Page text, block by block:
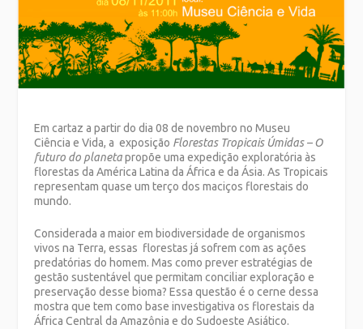
Em cartaz a partir do dia 08 de novembro no Museu
Ciência e Vida, a exposição Florestas Tropicais Úmidas – O
futuro do planetapropõe uma expedição exploratória às
florestas da América Latina da África e da Ásia. As Tropicais
representam quase um terço dos maciços florestais do
mundo.
Considerada a maior em biodiversidade de organismos
vivos na Terra, essas florestas já sofrem com as ações
predatórias do homem. Mas como prever estratégias de
gestão sustentável que permitam conciliar exploração e
preservação desse bioma? Essa questão é o cerne dessa
mostra que tem como base investigativa os florestais da
África Central da Amazônia e do Sudoeste Asiático.